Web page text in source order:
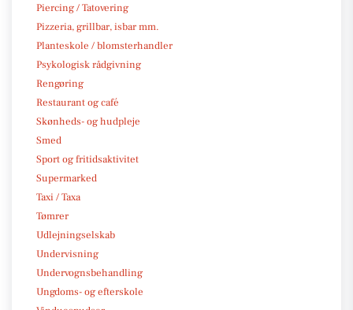
Piercing / Tatovering
Pizzeria, grillbar, isbar mm.
Planteskole / blomsterhandler
Psykologisk rådgivning
Rengøring
Restaurant og café
Skønheds- og hudpleje
Smed
Sport og fritidsaktivitet
Supermarked
Taxi / Taxa
Tømrer
Udlejningselskab
Undervisning
Undervognsbehandling
Ungdoms- og efterskole